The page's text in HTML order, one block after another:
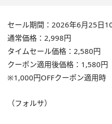
セール期間：2026年6月25日
通常価格：2,998円
タイムセール価格：2,580円
クーポン適用後価格：1,580円
※1,000円OFFクーポン適用時
（フォルサ）